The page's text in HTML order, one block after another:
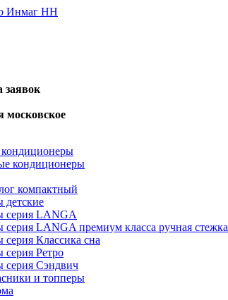
заявок
московское
кондиционеры
компактный
детские
серия LANGA
серия LANGA премиум класса ручная стежка
серия Классика сна
серия Ретро
серия Сэндвич
и топперы